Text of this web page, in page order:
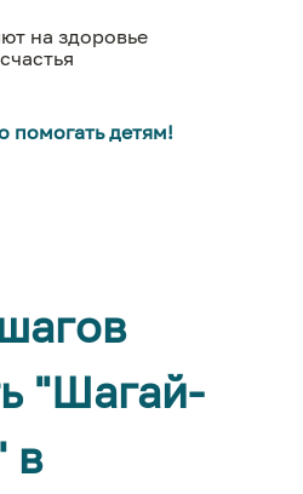
на здоровье
помогать детям!
"Шагай-
в